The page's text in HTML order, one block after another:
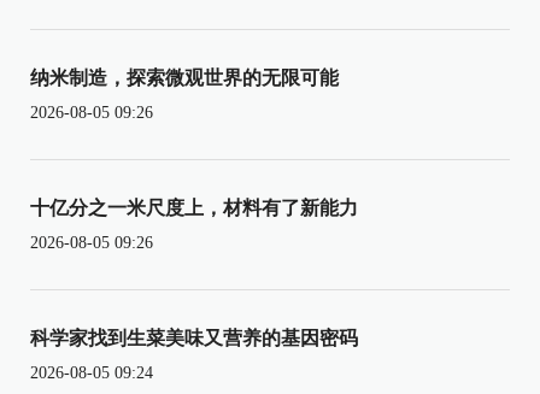
纳米制造，探索微观世界的无限可能
2026-08-05 09:26
十亿分之一米尺度上，材料有了新能力
2026-08-05 09:26
科学家找到生菜美味又营养的基因密码
2026-08-05 09:24